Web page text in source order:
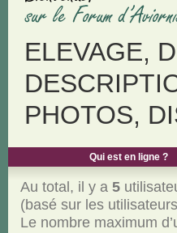
ELEVAGE,
PHOTOS,
Qui est en ligne ?
Au total, il y a 5
(basé sur les
Le nombre maximum